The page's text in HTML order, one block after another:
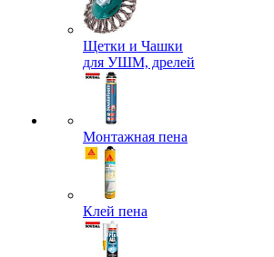
Щетки и Чашки
для УШМ, дрелей
Монтажная пена
Клей пена